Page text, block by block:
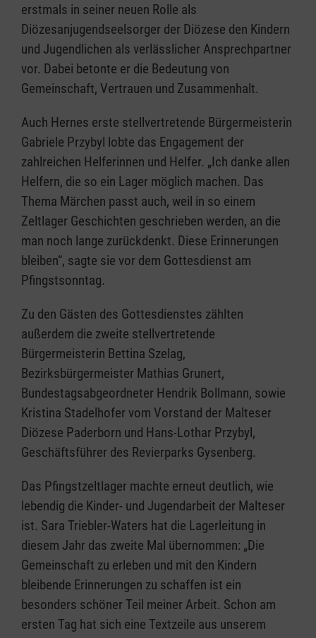
erstmals in seiner neuen Rolle als
Diözesanjugendseelsorger der Diözese den Kindern
und Jugendlichen als verlässlicher Ansprechpartner
vor. Dabei betonte er die Bedeutung von
Gemeinschaft, Vertrauen und Zusammenhalt.
Auch Hernes erste stellvertretende Bürgermeisterin
Gabriele Przybyl lobte das Engagement der
zahlreichen Helferinnen und Helfer. „Ich danke allen
Helfern, die so ein Lager möglich machen. Das
Thema Märchen passt auch, weil in so einem
Zeltlager Geschichten geschrieben werden, an die
man noch lange zurückdenkt. Diese Erinnerungen
bleiben“, sagte sie vor dem Gottesdienst am
Pfingstsonntag.
Zu den Gästen des Gottesdienstes zählten
außerdem die zweite stellvertretende
Bürgermeisterin Bettina Szelag,
Bezirksbürgermeister Mathias Grunert,
Bundestagsabgeordneter Hendrik Bollmann, sowie
Kristina Stadelhofer vom Vorstand der Malteser
Diözese Paderborn und Hans-Lothar Przybyl,
Geschäftsführer des Revierparks Gysenberg.
Das Pfingstzeltlager machte erneut deutlich, wie
lebendig die Kinder- und Jugendarbeit der Malteser
ist. Sara Triebler-Waters hat die Lagerleitung in
diesem Jahr das zweite Mal übernommen: „Die
Gemeinschaft zu erleben und mit den Kindern
bleibende Erinnerungen zu schaffen ist ein
besonders schöner Teil meiner Arbeit. Schon am
ersten Tag hat sich eine Textzeile aus unserem